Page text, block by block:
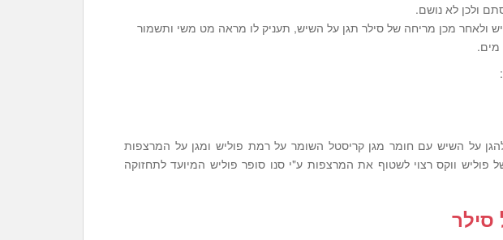
ולכן לא נושם.
ולאחר מכן מריחה של סילר תגן על השיש, תעניק לו מראה מט משי ותשמור
מים.
על השיש עם חומר מגן קריסטל השומר על רמת פוליש ומגן על המרצפות
פוליש ווקס רצוי לשטוף את המרצפות ע"י סנו סופר פוליש המיועד לתחזוקה
סילר